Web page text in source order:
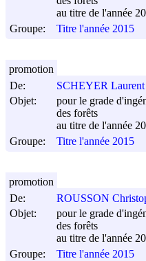
au titre de l'année
Groupe:
Titre l'année 2015
De:
SCHEYER Laurent
Objet:
pour le grade
des forêts
au titre de l'année
Groupe:
Titre l'année 2015
promotion
De:
ROUSSON
Objet:
pour le grade
des forêts
au titre de l'année
Groupe:
Titre l'année 2015
promotion